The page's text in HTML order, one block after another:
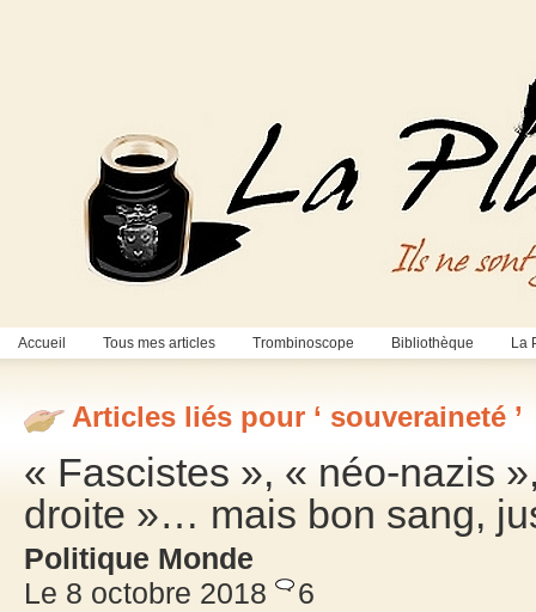
Accueil Tous mes articles Trombinoscope Bibliothèque La
Articles liés pour ‘ souveraineté ’
« Fascistes », « néo-nazis
droite »… mais bon sang,
Politique Monde
Le 8 octobre 2018
6